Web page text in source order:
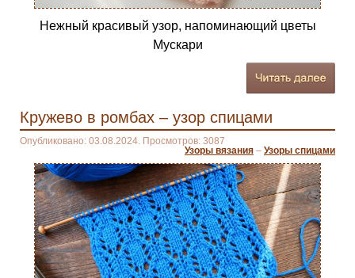
Нежный красивый узор, напоминающий цветы
Мускари
Кружево в ромбах – узор спицами
Опубликовано: 03.08.2024. Просмотров: 3087
Узоры вязания – Узоры спицами